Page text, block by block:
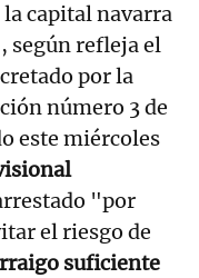
capital navarra
según refleja el
por la
número 3 de
este miércoles
"por
el riesgo de
suficiente